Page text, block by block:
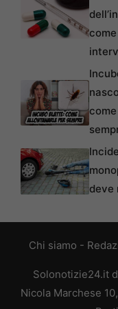
deve
Chi siamo -
Solonotizie24.it
Nicola Marchese